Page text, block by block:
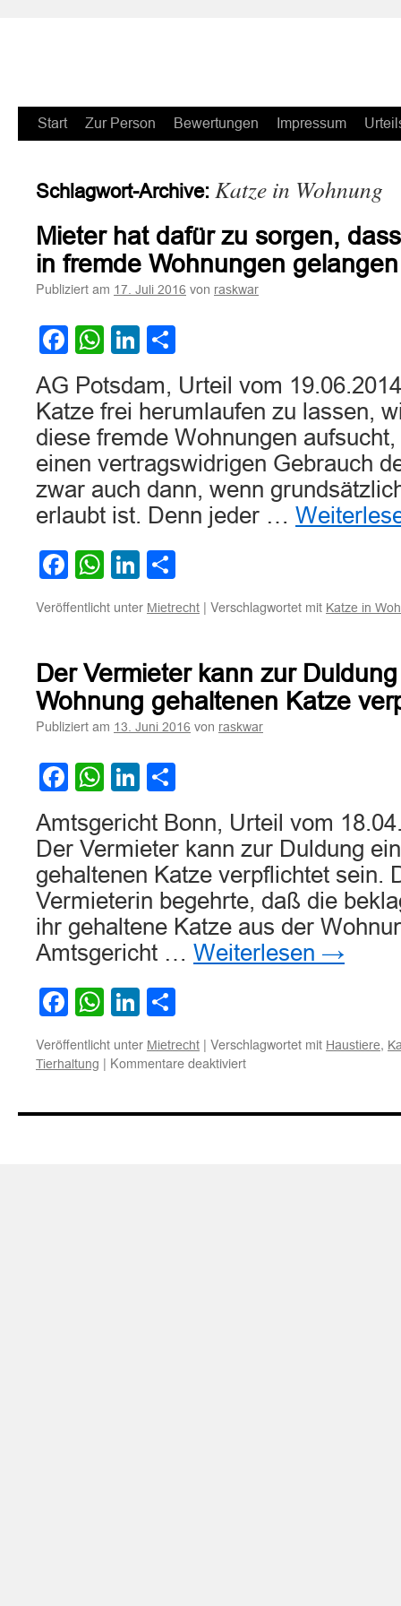
Zum
springen
Start Zur Person Bewertungen Impressum
Schlagwort-Archive: Katze in Wohnung
Mieter hat dafür zu sorgen,
in fremde Wohnungen
Publiziert am 17. Juli 2016 von raskwar
Facebook
WhatsApp
LinkedIn
AG Potsdam, Urteil vom
Katze frei herumlaufen zu lassen,
diese fremde Wohnungen
einen vertragswidrigen Gebrauch
zwar auch dann, wenn
erlaubt ist. Denn jeder …
Facebook
WhatsApp
LinkedIn
Veröffentlicht unter Mietrecht | Verschlagwortet mit Katze in
Der Vermieter kann zur
Wohnung gehaltenen Katze
Publiziert am 13. Juni 2016 von raskwar
Facebook
WhatsApp
LinkedIn
Amtsgericht Bonn, Urteil vom
Der Vermieter kann zur Duldung
gehaltenen Katze verpflichtet sein.
Vermieterin begehrte, daß die
ihr gehaltene Katze aus der
Amtsgericht … Weiterlesen →
Facebook
WhatsApp
LinkedIn
Veröffentlicht unter Mietrecht | Verschlagwortet mit Haustiere,
Tierhaltung | Kommentare deaktiviertfür
kann